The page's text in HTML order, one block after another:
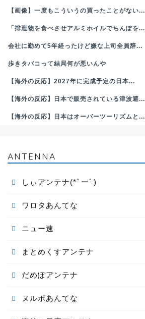
【画像】一度もこういうの買ったことがない...
「排泄物を食べさせアルミホイルでちんぽを...
会社に勤めて5年経ったけど嫌な上司全員辞...
歩きタバコって結局何が悪いんや
【海外の反応】2027年に完成予定の日本...
【海外の反応】日本で販売されている津波避...
【海外の反応】日本はオーバーツーリズムと...
ANTENNA
しぃアンテナ(*ﾟーﾟ)
ワロタあんてな
ニュー速
まとめくすアンテナ
だめぽアンテナ
ヌルポあんてな